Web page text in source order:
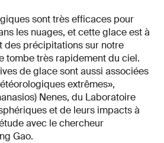
sont très efficaces pour
les nuages, et cette glace est à
des précipitations sur notre
tombe très rapidement du ciel.
de glace sont aussi associées
extrêmes»,
Nenes, du Laboratoire
et de leurs impacts à
avec le chercheur
Gao.